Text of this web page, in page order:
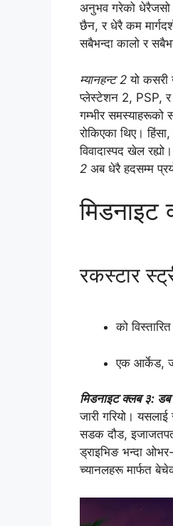
अनुभव गरेको धेरैजसो
छैन, र धेरै कम
सबैभन्दा कालो र
म्यानहन्ट 2 यो कसरी
प्लेस्टेशन 2, PSP,
गम्भीर समस्याहरूको
रोकिएका थिए।
विवादास्पद खेल
2 अब धेरै हदसम्म
रकस्टार
को
एक आर्केड,
मिडनाइट क्लब ३:
जारी गरियो।
सडक दौड,
ड्राइभिङ भन्दा
च्यानलहरू मार्फत